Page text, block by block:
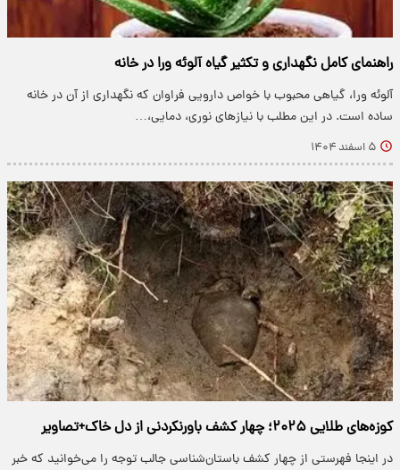
راهنمای کامل نگهداری و تکثیر گیاه آلوئه ورا در خانه
آلوئه ورا، گیاهی محبوب با خواص دارویی فراوان که نگهداری از آن در خانه
ساده است. در این مطلب با نیازهای نوری، دمایی،…
۵ اسفند ۱۴۰۴
کوزه‌های طلایی ۲۰۲۵؛ چهار کشف باورنکردنی از دل خاک+تصاویر
در اینجا فهرستی از چهار کشف باستان‌شناسی جالب توجه را می‌خوانید که خبر